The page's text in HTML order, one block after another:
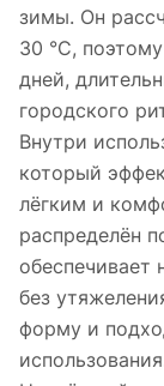
зимы. Он
30 °C,
дней,
городского
Внутри
который
лёгким и
распределён
обеспечивает
без
форму и